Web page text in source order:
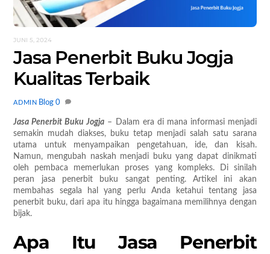
JUNI 5, 2024
Jasa Penerbit Buku Jogja
Kualitas Terbaik
ADMIN Blog 0
Jasa Penerbit Buku Jogja – Dalam era di mana informasi menjadi
semakin mudah diakses, buku tetap menjadi salah satu sarana
utama untuk menyampaikan pengetahuan, ide, dan kisah.
Namun, mengubah naskah menjadi buku yang dapat dinikmati
oleh pembaca memerlukan proses yang kompleks. Di sinilah
peran jasa penerbit buku sangat penting. Artikel ini akan
membahas segala hal yang perlu Anda ketahui tentang jasa
penerbit buku, dari apa itu hingga bagaimana memilihnya dengan
bijak.
Apa Itu Jasa Penerbit